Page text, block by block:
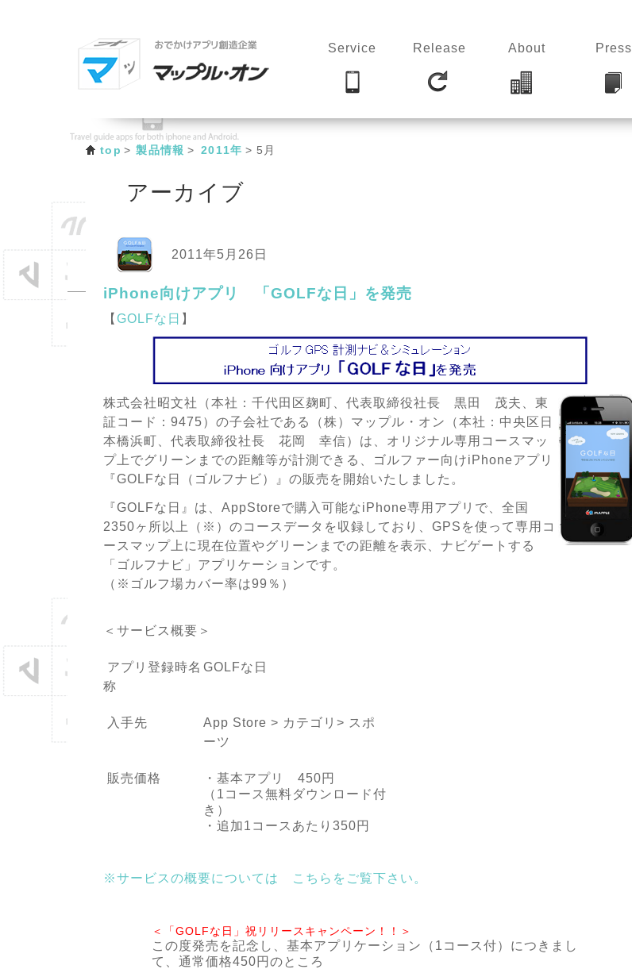
Service Release About Press
top 製品情報 2011年 5月
アーカイブ
2011年5月26日
iPhone向けアプリ 「GOLFな日」を発売
【 GOLFな日 】
株式会社昭文社（本社：千代田区麹町、代表取締役社長 黒田 茂夫、東
証コード：9475）の子会社である（株）マップル・オン（本社：中央区日
本橋浜町、代表取締役社長 花岡 幸信）は、オリジナル専用コースマッ
プ上でグリーンまでの距離等が計測できる、ゴルファー向けiPhoneアプリ
『GOLFな日（ゴルフナビ）』の販売を開始いたしました。
『GOLFな日』は、AppStoreで購入可能なiPhone専用アプリで、全国
2350ヶ所以上（※）のコースデータを収録しており、GPSを使って専用コ
ースマップ上に現在位置やグリーンまでの距離を表示、ナビゲートする
「ゴルフナビ」アプリケーションです。
（※ゴルフ場カバー率は99％）
＜サービス概要＞
アプリ登録時名
称
GOLFな日
入手先
App Store > カテゴリ> スポ
ーツ
販売価格
・基本アプリ 450円
（1コース無料ダウンロード付
き）
・追加1コースあたり350円
※サービスの概要については こちらをご覧下さい。
＜「GOLFな日」祝リリースキャンペーン！！＞
この度発売を記念し、基本アプリケーション（1コース付）につきまし
て、通常価格450円のところ